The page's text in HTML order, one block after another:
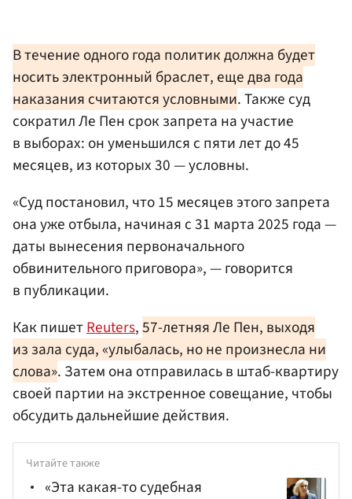
В течение одного года политик должна будет
носить электронный браслет, еще два года
наказания считаются условными. Также суд
сократил Ле Пен срок запрета на участие
в выборах: он уменьшился с пяти лет до 45
месяцев, из которых 30 — условны.
«Суд постановил, что 15 месяцев этого запрета
она уже отбыла, начиная с 31 марта 2025 года —
даты вынесения первоначального
обвинительного приговора», — говорится
в публикации.
Как пишетReuters,57-летняя Ле Пен, выходя
из зала суда, «улыбалась, но не произнесла ни
слова». Затем она отправилась в штаб-квартиру
своей партии на экстренное совещание, чтобы
обсудить дальнейшие действия.
Читайте также
«Эта какая-то судебная